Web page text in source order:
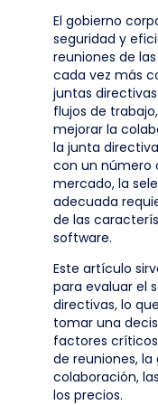
El gobierno
seguridad y
reuniones de
cada vez más
juntas
flujos de
mejorar la
la junta
con un número
mercado, la
adecuada
de las
software.
Este artículo
para evaluar el
directivas, lo
tomar una
factores
de reuniones,
colaboración,
los precios.